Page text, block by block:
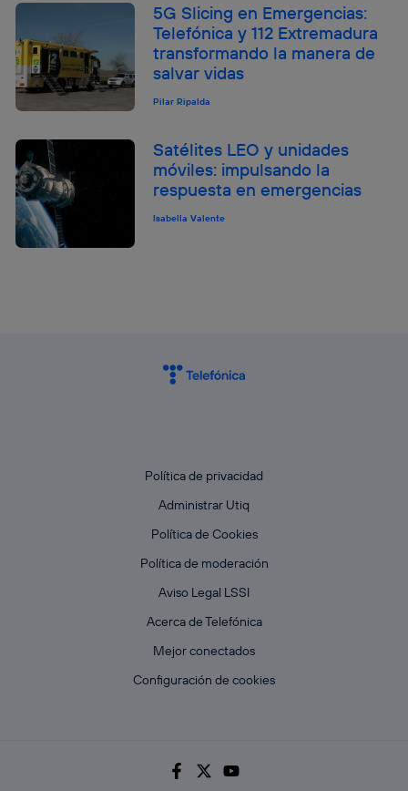
5G Slicing en Emergencias:
Telefónica y 112 Extremadura
transformando la manera de
salvar vidas
Pilar Ripalda
Satélites LEO y unidades
móviles: impulsando la
respuesta en emergencias
Isabella Valente
Política de privacidad
Administrar Utiq
Política de Cookies
Política de moderación
Aviso Legal LSSI
Acerca de Telefónica
Mejor conectados
Configuración de cookies